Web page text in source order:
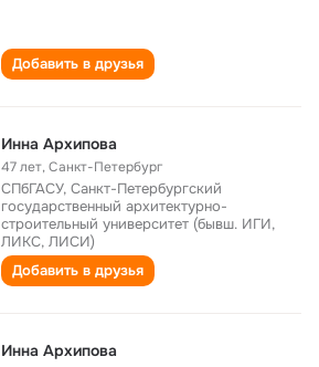
Добавить в друзья
Инна Архипова
47 лет,Санкт-Петербург
СПбГАСУ, Санкт-Петербургский
государственный архитектурно-
строительный университет (бывш. ИГИ,
ЛИКС, ЛИСИ)
Добавить в друзья
Инна Архипова